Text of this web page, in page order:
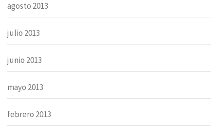
agosto 2013
julio 2013
junio 2013
mayo 2013
febrero 2013